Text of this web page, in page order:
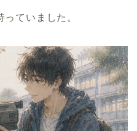
ていました。